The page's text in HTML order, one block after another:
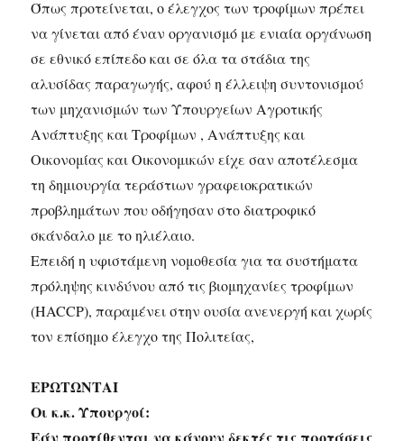
Όπως προτείνεται, ο έλεγχος των τροφίμων πρέπει
να γίνεται από έναν οργανισμό με ενιαία οργάνωση
σε εθνικό επίπεδο και σε όλα τα στάδια της
αλυσίδας παραγωγής, αφού η έλλειψη συντονισμού
των μηχανισμών των Υπουργείων Αγροτικής
Ανάπτυξης και Τροφίμων , Ανάπτυξης και
Οικονομίας και Οικονομικών είχε σαν αποτέλεσμα
τη δημιουργία τεράστιων γραφειοκρατικών
προβλημάτων που οδήγησαν στο διατροφικό
σκάνδαλο με το ηλιέλαιο.
Επειδή η υφιστάμενη νομοθεσία για τα συστήματα
πρόληψης κινδύνου από τις βιομηχανίες τροφίμων
(HACCP), παραμένει στην ουσία ανενεργή και χωρίς
τον επίσημο έλεγχο της Πολιτείας,
ΕΡΩΤΩΝΤΑΙ
Οι κ.κ. Υπουργοί: